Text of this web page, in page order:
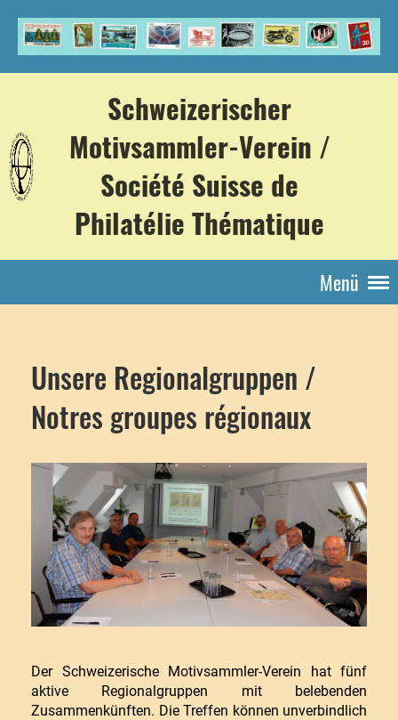
Schweizerischer
Motivsammler-Verein /
Société Suisse de
Philatélie Thématique
Menü
Unsere Regionalgruppen /
Notres groupes régionaux
Der Schweizerische Motivsammler-Verein hat fünf
aktive Regionalgruppen mit belebenden
Zusammenkünften. Die Treffen können unverbindlich